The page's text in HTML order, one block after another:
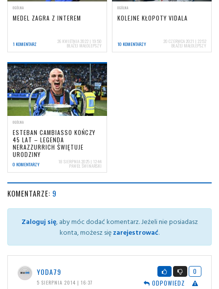
OGÓLNA
MEDEL ZAGRA Z INTEREM
1 KOMENTARZ 26 KWIETNIA 2022 | 19:50
BŁAŻEJ MAŁOLEPSZY
OGÓLNA
KOLEJNE KŁOPOTY VIDALA
10 KOMENTARZY 20 CZERWCA 2021 | 22:52
BŁAŻEJ MAŁOLEPSZY
OGÓLNA
ESTEBAN CAMBIASSO KOŃCZY
45 LAT – LEGENDA
NERAZZURRICH ŚWIĘTUJE
URODZINY
0 KOMENTARZY 18 SIERPNIA 2025 | 12:44
PAWEŁ ŚWINARSKI
KOMENTARZE: 9
Zaloguj się, aby móc dodać komentarz. Jeżeli nie posiadasz
konta, możesz sięzarejestrować.
YODA79
5 SIERPNIA 2014 | 16:37
0
ODPOWIEDZ